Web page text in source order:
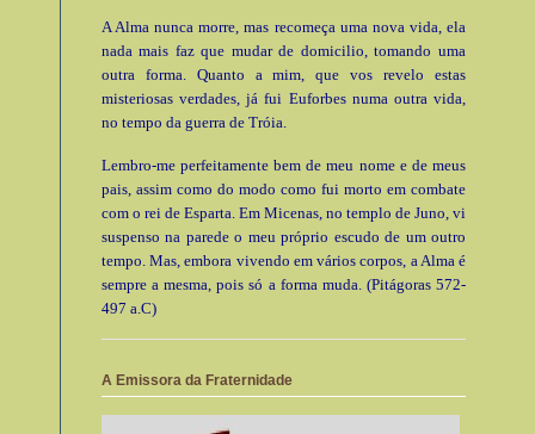
A Alma nunca morre, mas recomeça uma nova vida, ela
nada mais faz que mudar de domicilio, tomando uma
outra forma. Quanto a mim, que vos revelo estas
misteriosas verdades, já fui Euforbes numa outra vida,
no tempo da guerra de Tróia.
Lembro-me perfeitamente bem de meu nome e de meus
pais, assim como do modo como fui morto em combate
com o rei de Esparta. Em Micenas, no templo de Juno, vi
suspenso na parede o meu próprio escudo de um outro
tempo. Mas, embora vivendo em vários corpos, a Alma é
sempre a mesma, pois só a forma muda. (Pitágoras 572-
497 a.C)
A Emissora da Fraternidade